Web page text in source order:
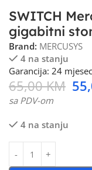
SWITCH
gigabitni
Brand: MERCUSYS
4 na stanju
Garancija: 24
65,00KM
sa PDV-om
4 na stanju